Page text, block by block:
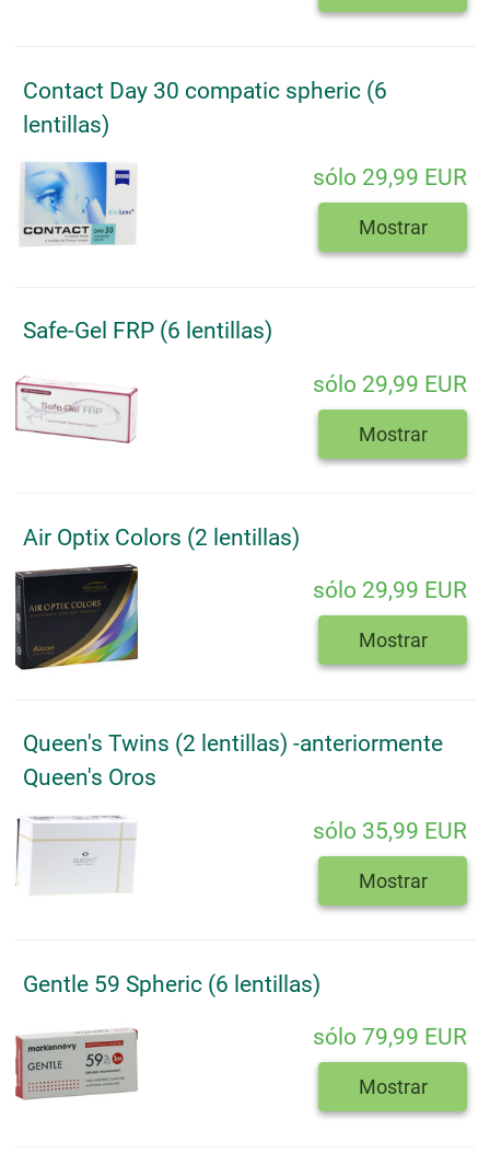
Contact Day 30 compatic spheric (6
lentillas)
sólo 29,99 EUR
Mostrar
Safe-Gel FRP (6 lentillas)
sólo 29,99 EUR
Mostrar
Air Optix Colors (2 lentillas)
sólo 29,99 EUR
Mostrar
Queen's Twins (2 lentillas) -anteriormente
Queen's Oros
sólo 35,99 EUR
Mostrar
Gentle 59 Spheric (6 lentillas)
sólo 79,99 EUR
Mostrar